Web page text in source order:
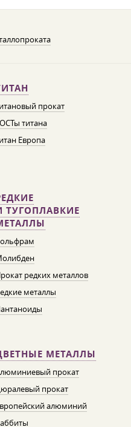
прокат
титана
Европа
ТУГОПЛАВКИЕ
редких металлов
металлы
МЕТАЛЛЫ
прокат
прокат
алюминий